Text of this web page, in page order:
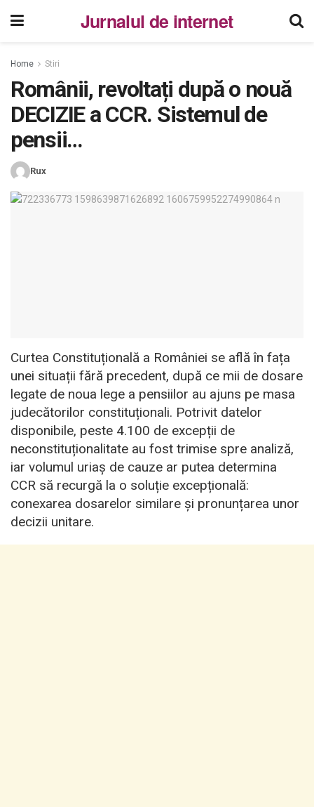
Jurnalul de internet
Home Stiri
Românii, revoltați după o nouă
DECIZIE a CCR. Sistemul de
pensii…
Rux
Curtea Constituțională a României se află în fața
unei situații fără precedent, după ce mii de dosare
legate de noua lege a pensiilor au ajuns pe masa
judecătorilor constituționali. Potrivit datelor
disponibile, peste 4.100 de excepții de
neconstituționalitate au fost trimise spre analiză,
iar volumul uriaș de cauze ar putea determina
CCR să recurgă la o soluție excepțională:
conexarea dosarelor similare și pronunțarea unor
decizii unitare.